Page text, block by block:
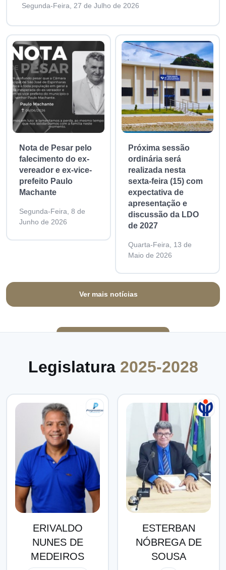
Segunda-Feira, 27 de Julho de 2026
Nota de Pesar pelo
falecimento do ex-
vereador e ex-vice-
prefeito Paulo
Machante
Segunda-Feira, 8 de
Junho de 2026
Próxima sessão
ordinária será
realizada nesta
sexta-feira (15) com
expectativa de
apresentação e
discussão da LDO
de 2027
Quarta-Feira, 13 de
Maio de 2026
Ver mais notícias
Legislatura 2025-2028
ERIVALDO
NUNES DE
MEDEIROS
ESTERBAN
NÓBREGA DE
SOUSA